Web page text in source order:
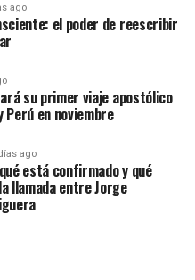
ago
el poder de reescribir
su primer viaje apostólico
Perú en noviembre
ago
está confirmado y qué
llamada entre Jorge